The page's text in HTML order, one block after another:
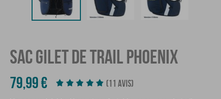
SAC GILET DE TRAIL PHOENIX
79,99 € (11 AVIS)